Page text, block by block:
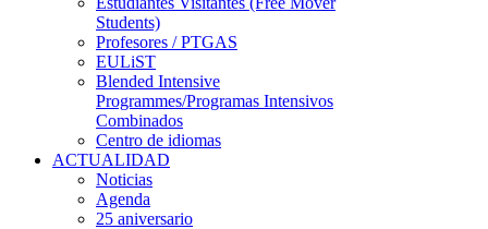
Students)
Profesores / PTGAS
EULiST
Blended Intensive
Programmes/Programas Intensivos
Combinados
Centro de idiomas
ACTUALIDAD
Noticias
Agenda
25 aniversario